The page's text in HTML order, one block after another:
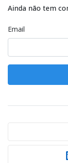
Ainda não tem
Email